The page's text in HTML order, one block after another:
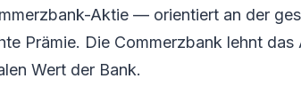
Aktie — orientiert an der
Prämie. Die Commerzbank lehnt das
Wert der Bank.